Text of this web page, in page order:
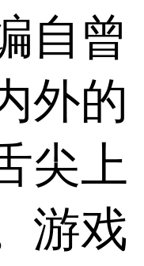
自曾
外的
尖上
游戏